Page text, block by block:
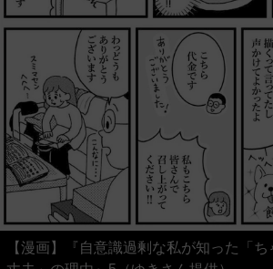
【漫画】『自意識過剰な私が知った「